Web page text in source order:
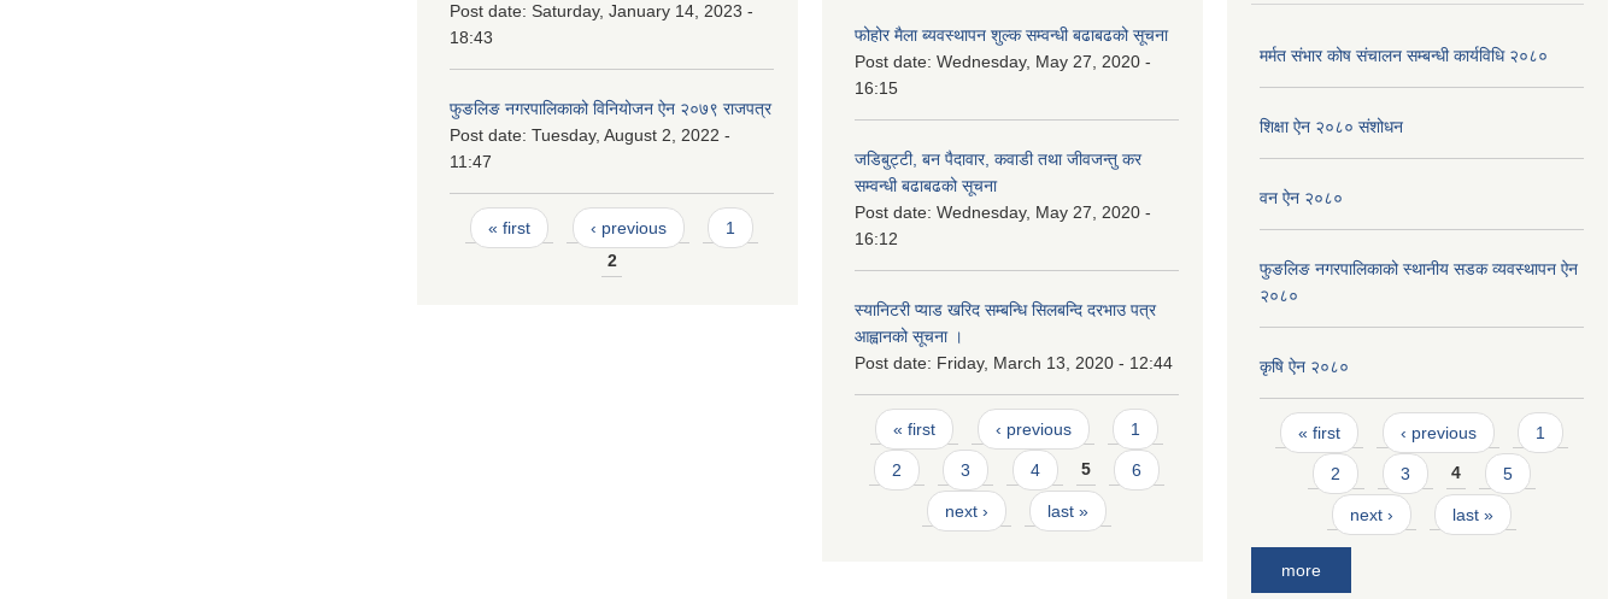
Post date: Saturday, January 14, 2023 -
18:43
फुङलिङ नगरपालिकाको विनियोजन ऐन २०७९ राजपत्र
Post date: Tuesday, August 2, 2022 -
11:47
Pages
« first ‹ previous
1
2
फोहोर मैला ब्यवस्थापन शुल्क सम्वन्धी बढाबढको सूचना
Post date: Wednesday, May 27, 2020 -
16:15
जडिबुट्टी, बन पैदावार, कवाडी तथा जीवजन्तु कर
सम्वन्धी बढाबढको सूचना
Post date: Wednesday, May 27, 2020 -
16:12
स्यानिटरी प्याड खरिद सम्बन्धि सिलबन्दि दरभाउ पत्र
आह्वानको सूचना ।
Post date: Friday, March 13, 2020 - 12:44
Pages
« first ‹ previous 1
2 3 4 5 6
next › last »
मर्मत संभार कोष संचालन सम्बन्धी कार्यविधि २०८०
शिक्षा ऐन २०८० संशोधन
वन ऐन २०८०
फुङलिङ नगरपालिकाको स्थानीय सडक व्यवस्थापन ऐन
२०८०
कृषि ऐन २०८०
Pages
« first ‹ previous 1
2 3 4 5
next › last »
more